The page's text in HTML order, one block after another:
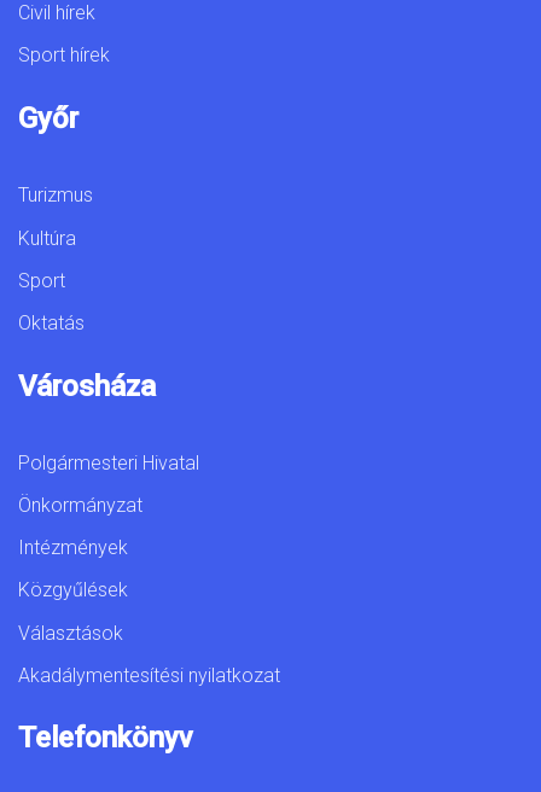
Civil hírek
Sport hírek
Győr
Turizmus
Kultúra
Sport
Oktatás
Városháza
Polgármesteri Hivatal
Önkormányzat
Intézmények
Közgyűlések
Választások
Akadálymentesítési nyilatkozat
Telefonkönyv